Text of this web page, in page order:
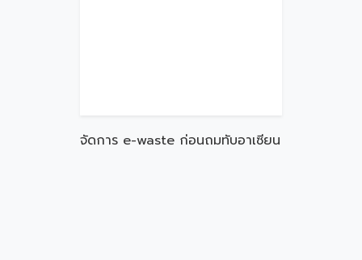
จัดการ e-waste ก่อนถมทับอาเซียน